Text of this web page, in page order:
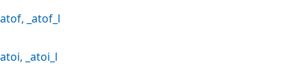
atof, _atof_l
atoi, _atoi_l